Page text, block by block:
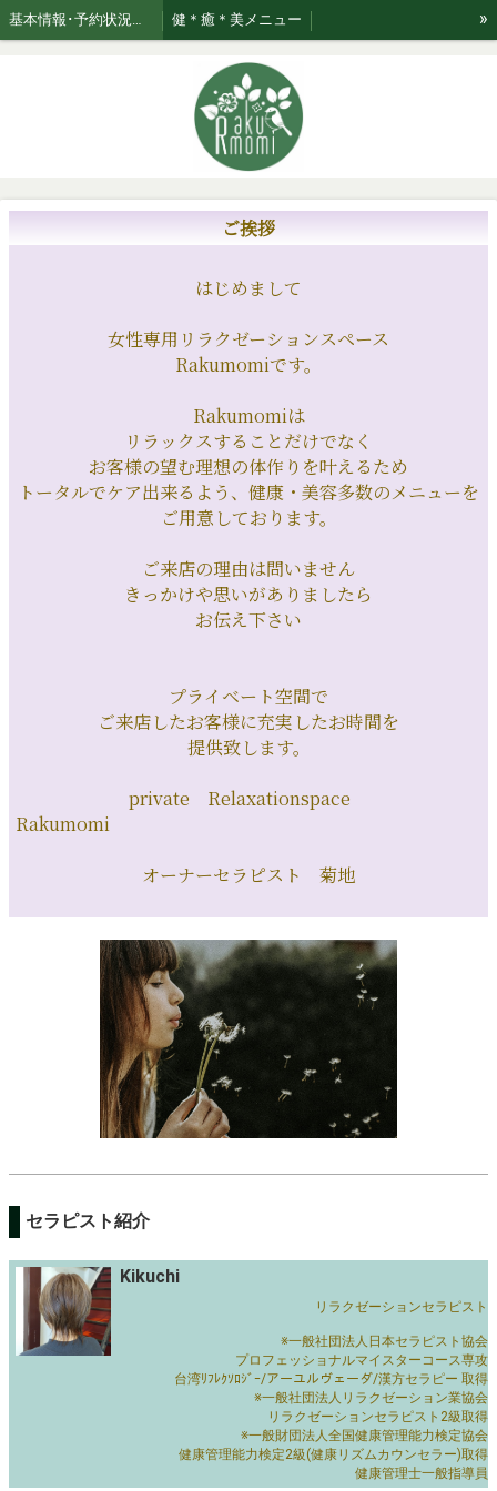
基本情報･予約状況・ページのご案内 健＊癒＊美メニュー
ご案内 セラピスト紹介
»
ご挨拶
はじめまして
女性専用リラクゼーションスペース
Rakumomiです。
Rakumomiは
リラックスすることだけでなく
お客様の望む理想の体作りを叶えるため
トータルでケア出来るよう、健康・美容多数のメニューを
ご用意しております。
ご来店の理由は問いません
きっかけや思いがありましたら
お伝え下さい
プライベート空間で
ご来店したお客様に充実したお時間を
提供致します。
private Relaxationspace
Rakumomi
オーナーセラピスト 菊地
セラピスト紹介
Kikuchi
リラクゼーションセラピスト
※一般社団法人日本セラピスト協会
プロフェッショナルマイスターコース専攻
台湾ﾘﾌﾚｸｿﾛｼﾞｰ/アーユルヴェーダ/漢方セラピー 取得
※一般社団法人リラクゼーション業協会
リラクゼーションセラピスト2級取得
※一般財団法人全国健康管理能力検定協会
健康管理能力検定2級(健康リズムカウンセラー)取得
健康管理士一般指導員